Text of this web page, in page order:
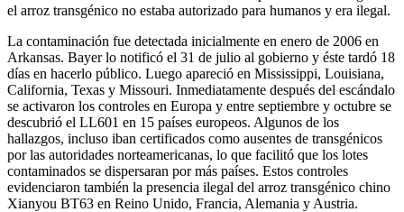
el arroz transgénico no estaba autorizado para humanos y era ilegal.
La contaminación fue detectada inicialmente en enero de 2006 en
Arkansas. Bayer lo notificó el 31 de julio al gobierno y éste tardó 18
días en hacerlo público. Luego apareció en Mississippi, Louisiana,
California, Texas y Missouri. Inmediatamente después del escándalo
se activaron los controles en Europa y entre septiembre y octubre se
descubrió el LL601 en 15 países europeos. Algunos de los
hallazgos, incluso iban certificados como ausentes de transgénicos
por las autoridades norteamericanas, lo que facilitó que los lotes
contaminados se dispersaran por más países. Estos controles
evidenciaron también la presencia ilegal del arroz transgénico chino
Xianyou BT63 en Reino Unido, Francia, Alemania y Austria.